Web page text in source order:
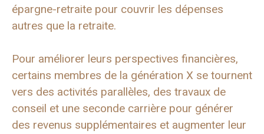
épargne-retraite pour couvrir les dépenses
autres que la retraite.
Pour améliorer leurs perspectives financières,
certains membres de la génération X se tournent
vers des activités parallèles, des travaux de
conseil et une seconde carrière pour générer
des revenus supplémentaires et augmenter leur